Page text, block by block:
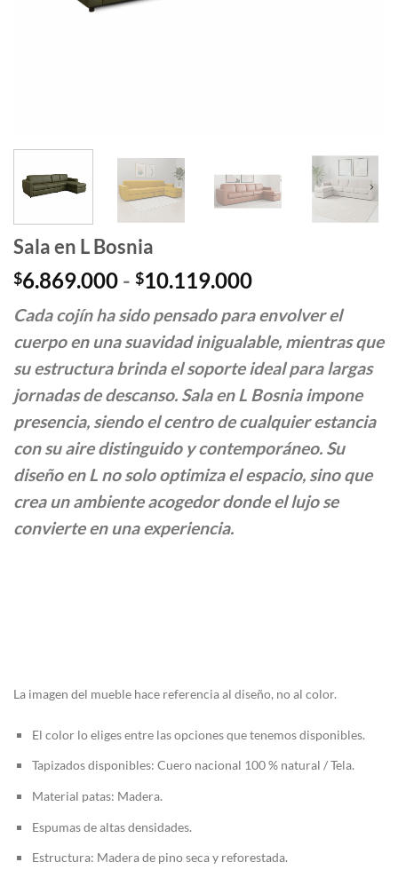
Sala en L Bosnia
$6.869.000 - $10.119.000Rango
precios:
desde
$6.869.000
hasta
$10.119.000
Cada cojín ha sido pensado para envolver el
cuerpo en una suavidad inigualable, mientras que
su estructura brinda el soporte ideal para largas
jornadas de descanso. Sala en L Bosnia impone
presencia, siendo el centro de cualquier estancia
con su aire distinguido y contemporáneo. Su
diseño en L no solo optimiza el espacio, sino que
crea un ambiente acogedor donde el lujo se
convierte en una experiencia.
La imagen del mueble hace referencia al diseño, no al color.
El color lo eliges entre las opciones que tenemos disponibles.
Tapizados disponibles: Cuero nacional 100 % natural / Tela.
Material patas: Madera.
Espumas de altas densidades.
Estructura: Madera de pino seca y reforestada.